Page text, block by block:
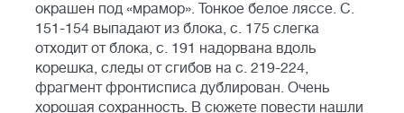
окрашен под «мрамор». Тонкое белое ляссе. С.
151-154 выпадают из блока, с. 175 слегка
отходит от блока, с. 191 надорвана вдоль
корешка, следы от сгибов на с. 219-224,
фрагмент фронтисписа дублирован. Очень
хорошая сохранность. В сюжете повести нашли